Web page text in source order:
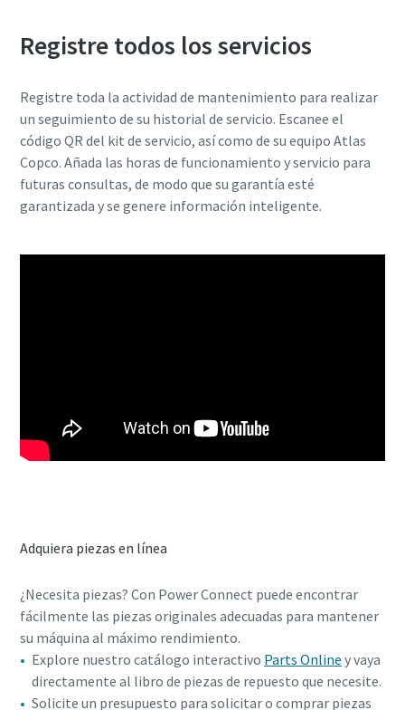
Registre todos los servicios
Registre toda la actividad de mantenimiento para realizar
un seguimiento de su historial de servicio. Escanee el
código QR del kit de servicio, así como de su equipo Atlas
Copco. Añada las horas de funcionamiento y servicio para
futuras consultas, de modo que su garantía esté
garantizada y se genere información inteligente.
Adquiera piezas en línea
¿Necesita piezas? Con Power Connect puede encontrar
fácilmente las piezas originales adecuadas para mantener
su máquina al máximo rendimiento.
Explore nuestro catálogo interactivo Parts Online y vaya
directamente al libro de piezas de repuesto que necesite.
Solicite un presupuesto para solicitar o comprar piezas